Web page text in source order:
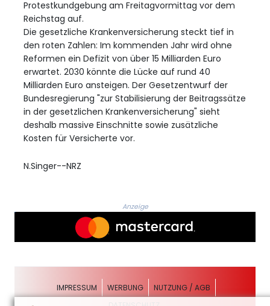
Protestkundgebung am Freitagvormittag vor dem
Reichstag auf.
Die gesetzliche Krankenversicherung steckt tief in
den roten Zahlen: Im kommenden Jahr wird ohne
Reformen ein Defizit von über 15 Milliarden Euro
erwartet. 2030 könnte die Lücke auf rund 40
Milliarden Euro ansteigen. Der Gesetzentwurf der
Bundesregierung "zur Stabilisierung der Beitragssätze
in der gesetzlichen Krankenversicherung" sieht
deshalb massive Einschnitte sowie zusätzliche
Kosten für Versicherte vor.
N.Singer--NRZ
Anzeige
IMPRESSUM WERBUNG
NUTZUNG / AGB